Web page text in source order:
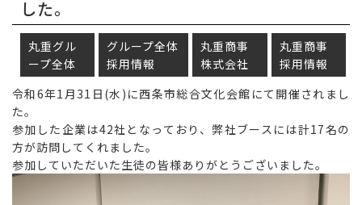
した。
丸重グル
ープ全体
グループ全体
採用情報
丸重商事
株式会社
丸重商事
採用情報
令和6年1月31日(水)に西条市総合文化会館にて開催されまし
た。
参加した企業は42社となっており、弊社ブースには計17名の
方が訪問してくれました。
参加していただいた生徒の皆様ありがとうございました。